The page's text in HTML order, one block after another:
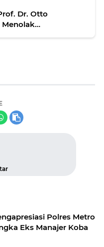
Dr. Otto
Menolak
Polres Metro
Eks Manajer Koba